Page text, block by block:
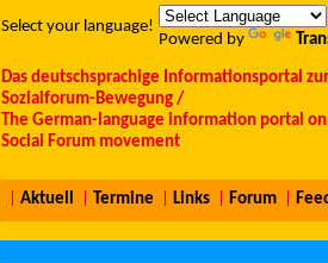
Select your language!
Powered by
Das deutschsprachige Informationsportal
Sozialforum-Bewegung /
The German-language information portal
Social Forum movement
Aktuell Termine Links Forum